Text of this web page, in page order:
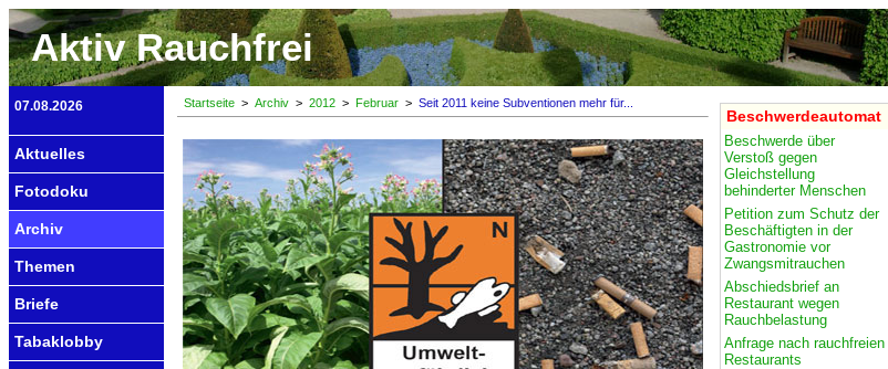
Aktiv Rauchfrei
07.08.2026
Aktuelles
Fotodoku
Archiv
Themen
Briefe
Tabaklobby
Startseite > Archiv > 2012 > Februar > Seit 2011 keine Subventionen mehr für...
Beschwerdeautomat
Beschwerde über
Verstoß gegen
Gleichstellung
behinderter Menschen
Petition zum Schutz der
Beschäftigten in der
Gastronomie vor
Zwangsmitrauchen
Abschiedsbrief an
Restaurant wegen
Rauchbelastung
Anfrage nach rauchfreien
Restaurants